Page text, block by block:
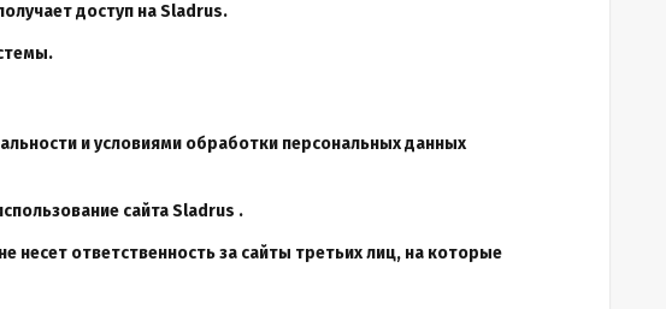
доступ на Sladrus.
и условиями обработки персональных данных
сайта Sladrus .
несет ответственность за сайты третьих лиц, на которые